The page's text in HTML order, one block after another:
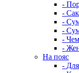
-
-
-
-
-
-
На пояс
-